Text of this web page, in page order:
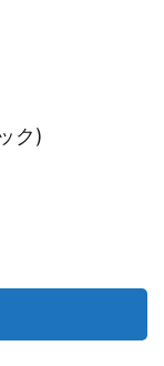
ク)